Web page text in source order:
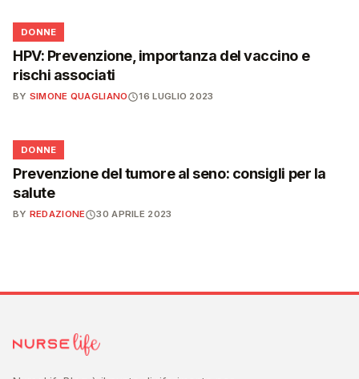
🌸
DONNE
HPV: Prevenzione, importanza del vaccino e
rischi associati
BY SIMONE QUAGLIANO 16 LUGLIO 2023
🌸
DONNE
Prevenzione del tumore al seno: consigli per la
salute
BY REDAZIONE 30 APRILE 2023